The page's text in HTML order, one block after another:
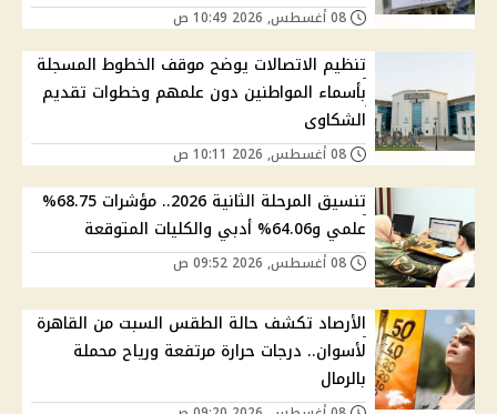
تنظيم الاتصالات يوضح موقف الخطوط المسجلة
بأسماء المواطنين دون علمهم وخطوات تقديم
الشكاوى
تنسيق المرحلة الثانية 2026.. مؤشرات 68.75%
علمي و64.06% أدبي والكليات المتوقعة
الأرصاد تكشف حالة الطقس السبت من القاهرة
لأسوان.. درجات حرارة مرتفعة ورياح محملة
بالرمال